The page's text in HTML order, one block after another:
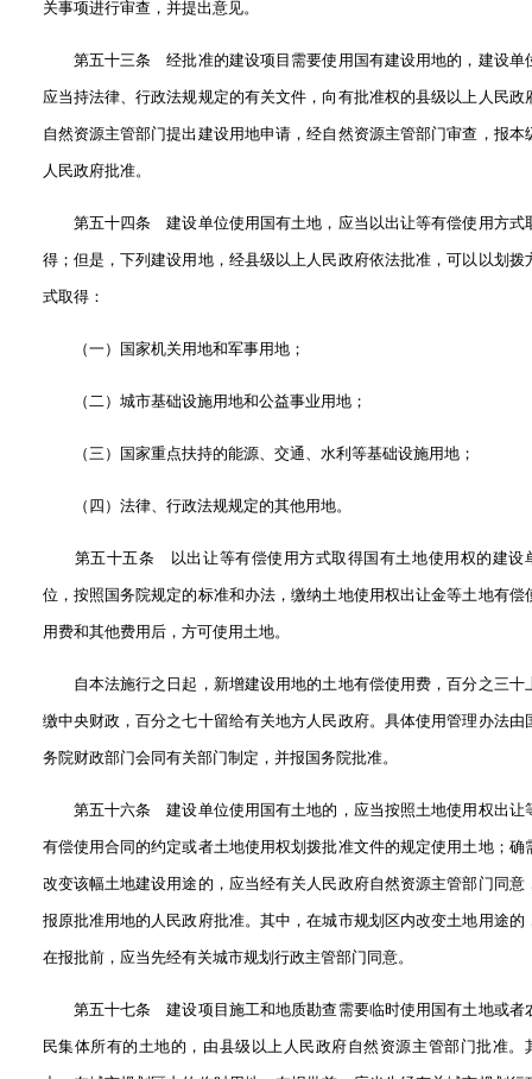
关事项进行审查，并提出意见。
第五十三条 经批准的建设项目需要使用国有建设用地的，建设单
应当持法律、行政法规规定的有关文件，向有批准权的县级以上人民政
自然资源主管部门提出建设用地申请，经自然资源主管部门审查，报本
人民政府批准。
第五十四条 建设单位使用国有土地，应当以出让等有偿使用方式
得；但是，下列建设用地，经县级以上人民政府依法批准，可以以划拨
式取得：
（一）国家机关用地和军事用地；
（二）城市基础设施用地和公益事业用地；
（三）国家重点扶持的能源、交通、水利等基础设施用地；
（四）法律、行政法规规定的其他用地。
第五十五条 以出让等有偿使用方式取得国有土地使用权的建设
位，按照国务院规定的标准和办法，缴纳土地使用权出让金等土地有偿
用费和其他费用后，方可使用土地。
自本法施行之日起，新增建设用地的土地有偿使用费，百分之三十
缴中央财政，百分之七十留给有关地方人民政府。具体使用管理办法由
务院财政部门会同有关部门制定，并报国务院批准。
第五十六条 建设单位使用国有土地的，应当按照土地使用权出让
有偿使用合同的约定或者土地使用权划拨批准文件的规定使用土地；确
改变该幅土地建设用途的，应当经有关人民政府自然资源主管部门同意
报原批准用地的人民政府批准。其中，在城市规划区内改变土地用途的
在报批前，应当先经有关城市规划行政主管部门同意。
第五十七条 建设项目施工和地质勘查需要临时使用国有土地或者
民集体所有的土地的，由县级以上人民政府自然资源主管部门批准。